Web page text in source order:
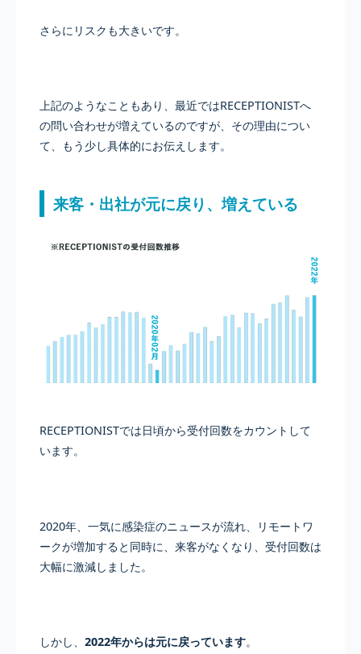
さらにリスクも大きいです。
上記のようなこともあり、最近ではRECEPTIONISTへ
の問い合わせが増えているのですが、その理由につい
て、もう少し具体的にお伝えします。
来客・出社が元に戻り、増えている
RECEPTIONISTでは日頃から受付回数をカウントして
います。
2020年、一気に感染症のニュースが流れ、リモートワ
ークが増加すると同時に、来客がなくなり、受付回数は
大幅に激減しました。
しかし、 2022年からは元に戻っています。